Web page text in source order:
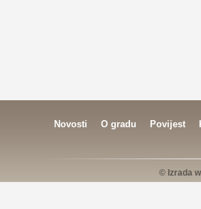
Novosti O gradu Povijest
© Izrada